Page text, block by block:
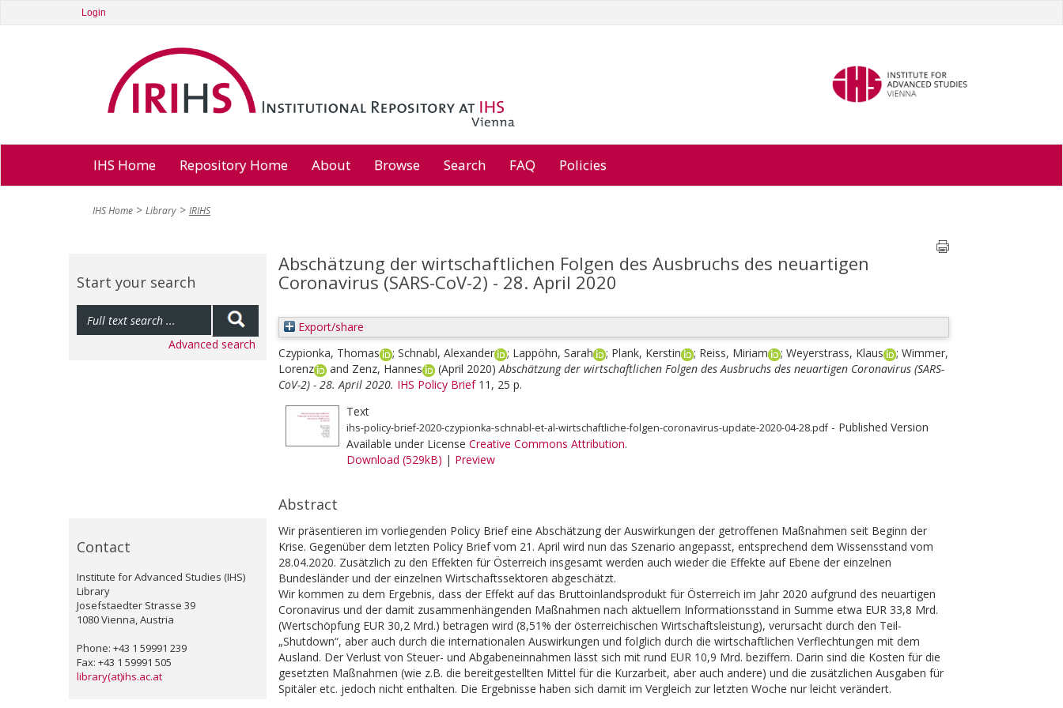
Login
IHS Home Repository Home About Browse Search FAQ Policies
IHS Home Library IRIHS
Start your search
Advanced search
Contact
Institute for Advanced Studies (IHS)
Library
Josefstaedter Strasse 39
1080 Vienna, Austria
Phone: +43 1 59991 239
Fax: +43 1 59991 505
library(at)ihs.ac.at
Abschätzung der wirtschaftlichen Folgen des Ausbruchs des neuartigen
Coronavirus (SARS-CoV-2) - 28. April 2020
Export/share
Czypionka, Thomas
; Schnabl, Alexander ; Lappöhn, Sarah ; Plank, Kerstin ; Reiss, Miriam ; Weyerstrass, Klaus ; Wimmer,
Lorenz
and Zenz, Hannes (April 2020)Abschätzung der wirtschaftlichen Folgen des Ausbruchs des neuartigen Coronavirus (SARS-
CoV-2) - 28. April 2020. IHS Policy Brief11, 25 p.
Text
ihs-policy-brief-2020-czypionka-schnabl-et-al-wirtschaftliche-folgen-coronavirus-update-2020-04-28.pdf- Published Version
Available under License Creative Commons Attribution.
Download (529kB) | Preview
Abstract
Wir präsentieren im vorliegenden Policy Brief eine Abschätzung der Auswirkungen der getroffenen Maßnahmen seit Beginn der
Krise. Gegenüber dem letzten Policy Brief vom 21. April wird nun das Szenario angepasst, entsprechend dem Wissensstand vom
28.04.2020. Zusätzlich zu den Effekten für Österreich insgesamt werden auch wieder die Effekte auf Ebene der einzelnen
Bundesländer und der einzelnen Wirtschaftssektoren abgeschätzt.
Wir kommen zu dem Ergebnis, dass der Effekt auf das Bruttoinlandsprodukt für Österreich im Jahr 2020 aufgrund des neuartigen
Coronavirus und der damit zusammenhängenden Maßnahmen nach aktuellem Informationsstand in Summe etwa EUR 33,8 Mrd.
(Wertschöpfung EUR 30,2 Mrd.) betragen wird (8,51% der österreichischen Wirtschaftsleistung), verursacht durch den Teil-
„Shutdown“, aber auch durch die internationalen Auswirkungen und folglich durch die wirtschaftlichen Verflechtungen mit dem
Ausland. Der Verlust von Steuer- und Abgabeneinnahmen lässt sich mit rund EUR 10,9 Mrd. beziffern. Darin sind die Kosten für die
gesetzten Maßnahmen (wie z.B. die bereitgestellten Mittel für die Kurzarbeit, aber auch andere) und die zusätzlichen Ausgaben für
Spitäler etc. jedoch nicht enthalten. Die Ergebnisse haben sich damit im Vergleich zur letzten Woche nur leicht verändert.